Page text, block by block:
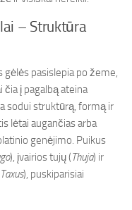
– Struktūra
gėlės pasislepia po žeme,
į pagalbą ateina
sodui struktūrą, formą ir
lėtai augančias arba
genėjimo. Puikus
), įvairios tujų (Thuja) ir
Taxus), puskiparisiai